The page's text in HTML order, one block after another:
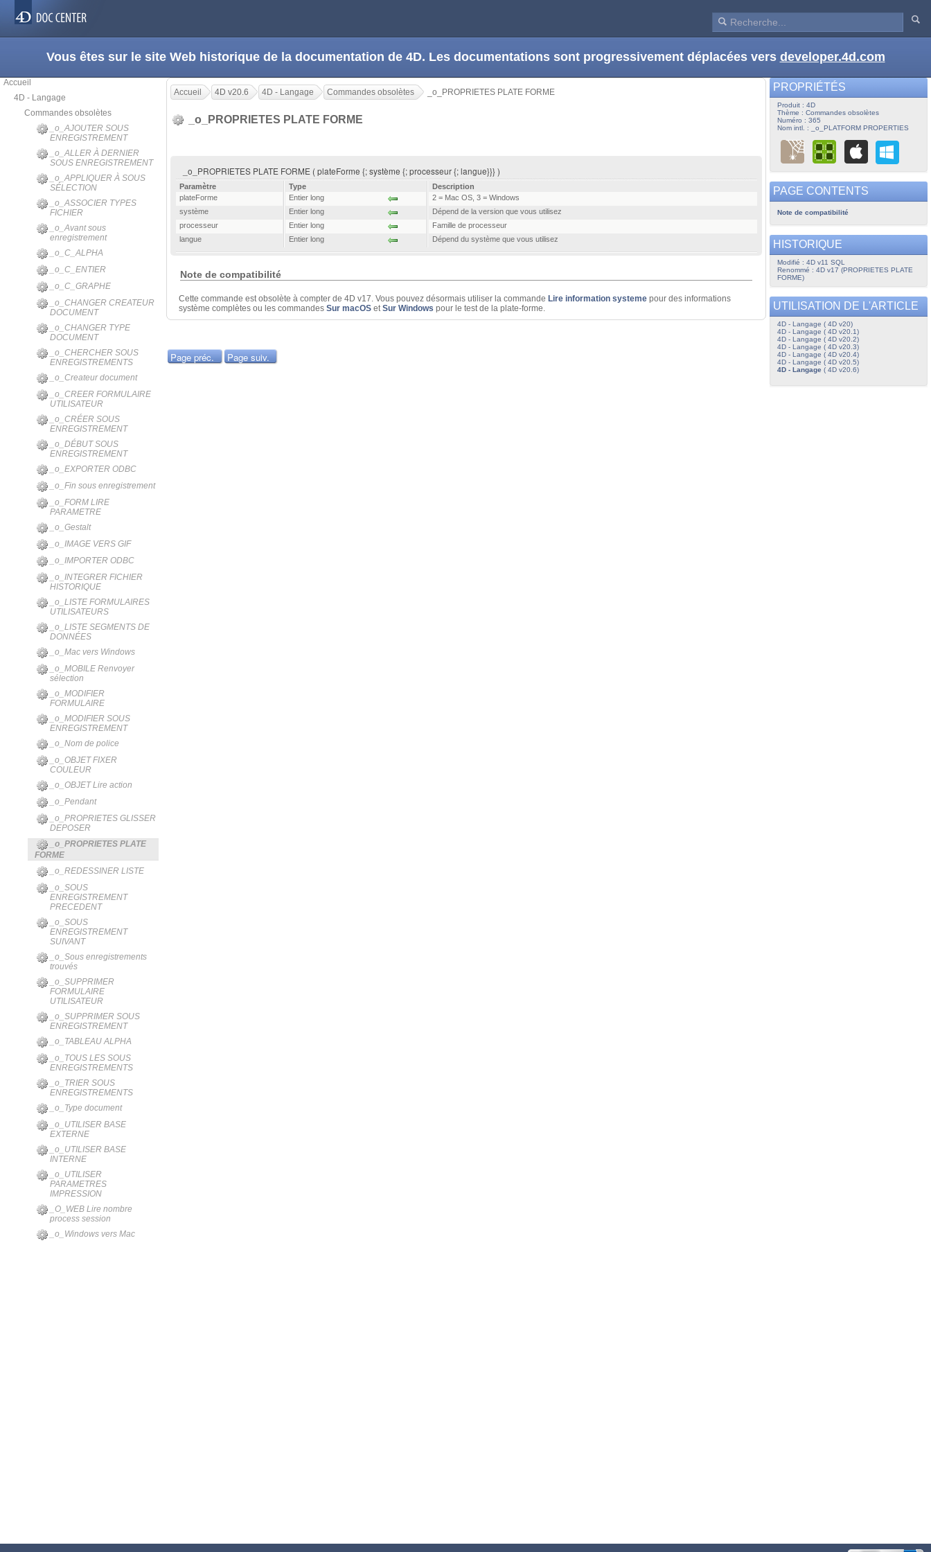
Vous êtes sur le site Web historique de la documentation de 4D. Les documentations sont progressivement déplacées vers developer.4d.com
Accueil
4D - Langage
Commandes obsolètes
_o_AJOUTER SOUS
ENREGISTREMENT
_o_ALLER À DERNIER
SOUS ENREGISTREMENT
_o_APPLIQUER À SOUS
SÉLECTION
_o_ASSOCIER TYPES
FICHIER
_o_Avant sous
enregistrement
_o_C_ALPHA
_o_C_ENTIER
_o_C_GRAPHE
_o_CHANGER CREATEUR
DOCUMENT
_o_CHANGER TYPE
DOCUMENT
_o_CHERCHER SOUS
ENREGISTREMENTS
_o_Createur document
_o_CREER FORMULAIRE
UTILISATEUR
_o_CRÉER SOUS
ENREGISTREMENT
_o_DÉBUT SOUS
ENREGISTREMENT
_o_EXPORTER ODBC
_o_Fin sous enregistrement
_o_FORM LIRE
PARAMETRE
_o_Gestalt
_o_IMAGE VERS GIF
_o_IMPORTER ODBC
_o_INTEGRER FICHIER
HISTORIQUE
_o_LISTE FORMULAIRES
UTILISATEURS
_o_LISTE SEGMENTS DE
DONNÉES
_o_Mac vers Windows
_o_MOBILE Renvoyer
sélection
_o_MODIFIER
FORMULAIRE
_o_MODIFIER SOUS
ENREGISTREMENT
_o_Nom de police
_o_OBJET FIXER
COULEUR
_o_OBJET Lire action
_o_Pendant
_o_PROPRIETES GLISSER
DEPOSER
_o_PROPRIETES PLATE
FORME
_o_REDESSINER LISTE
_o_SOUS
ENREGISTREMENT
PRECEDENT
_o_SOUS
ENREGISTREMENT
SUIVANT
_o_Sous enregistrements
trouvés
_o_SUPPRIMER
FORMULAIRE
UTILISATEUR
_o_SUPPRIMER SOUS
ENREGISTREMENT
_o_TABLEAU ALPHA
_o_TOUS LES SOUS
ENREGISTREMENTS
_o_TRIER SOUS
ENREGISTREMENTS
_o_Type document
_o_UTILISER BASE
EXTERNE
_o_UTILISER BASE
INTERNE
_o_UTILISER
PARAMETRES
IMPRESSION
_O_WEB Lire nombre
process session
_o_Windows vers Mac
Accueil 4D v20.6 4D - Langage Commandes obsolètes _o_PROPRIETES PLATE FORME
_o_PROPRIETES PLATE FORME
_o_PROPRIETES PLATE FORME ( plateForme {; système {; processeur {; langue}}} )
Paramètre Type
Description
plateForme
Entier long
2 = Mac OS, 3 = Windows
système
Entier long
Dépend de la version que vous utilisez
processeur
Entier long
Famille de processeur
langue
Entier long Dépend du système que vous utilisez
Note de compatibilité
Cette commande est obsolète à compter de 4D v17. Vous pouvez désormais utiliser la commande Lire information systeme pour des informations
système complètes ou les commandes Sur macOS etSur Windows pour le test de la plate-forme.
Page préc. Page suiv.
PROPRIÉTÉS
Produit : 4D
Thème : Commandes obsolètes
Numéro : 365
Nom intl. : _o_PLATFORM PROPERTIES
PAGE CONTENTS
Note de compatibilité
HISTORIQUE
Modifié : 4D v11 SQL
Renommé : 4D v17 (PROPRIETES PLATE
FORME)
UTILISATION DE L'ARTICLE
4D - Langage ( 4D v20)
4D - Langage ( 4D v20.1)
4D - Langage ( 4D v20.2)
4D - Langage ( 4D v20.3)
4D - Langage ( 4D v20.4)
4D - Langage ( 4D v20.5)
4D - Langage( 4D v20.6)